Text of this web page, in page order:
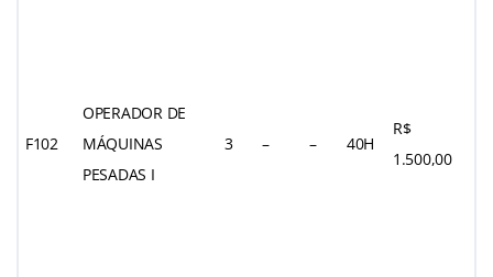
F102
OPERADOR DE
MÁQUINAS
PESADAS I
3 – – 40H
R$
1.500,00